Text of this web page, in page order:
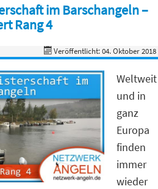
im Barschangeln –
Rang 4
Veröffentlicht: 04. Oktober 2018
Weltweit
und in
ganz
Europa
finden
immer
wieder